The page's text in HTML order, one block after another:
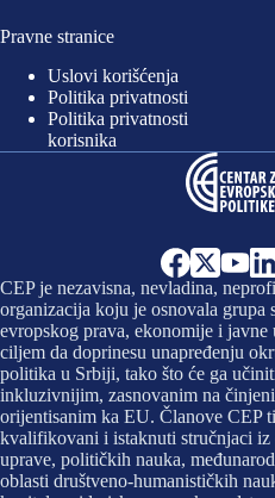
Pravne stranice
Uslovi korišćenja
Politika privatnosti
Politika privatnosti
korisnika
CEP je nezavisna, nevladina,
organizacija koju je osnovala grupa
evropskog prava, ekonomije i javne
ciljem da doprinesu unapređenju
politika u Srbiji, tako što će ga
inkluzivnijim, zasnovanim na
orijentisanim ka EU. Članove CEP
kvalifikovani i istaknuti stručnjaci iz
uprave, političkih nauka,
oblasti društveno-humanističkih